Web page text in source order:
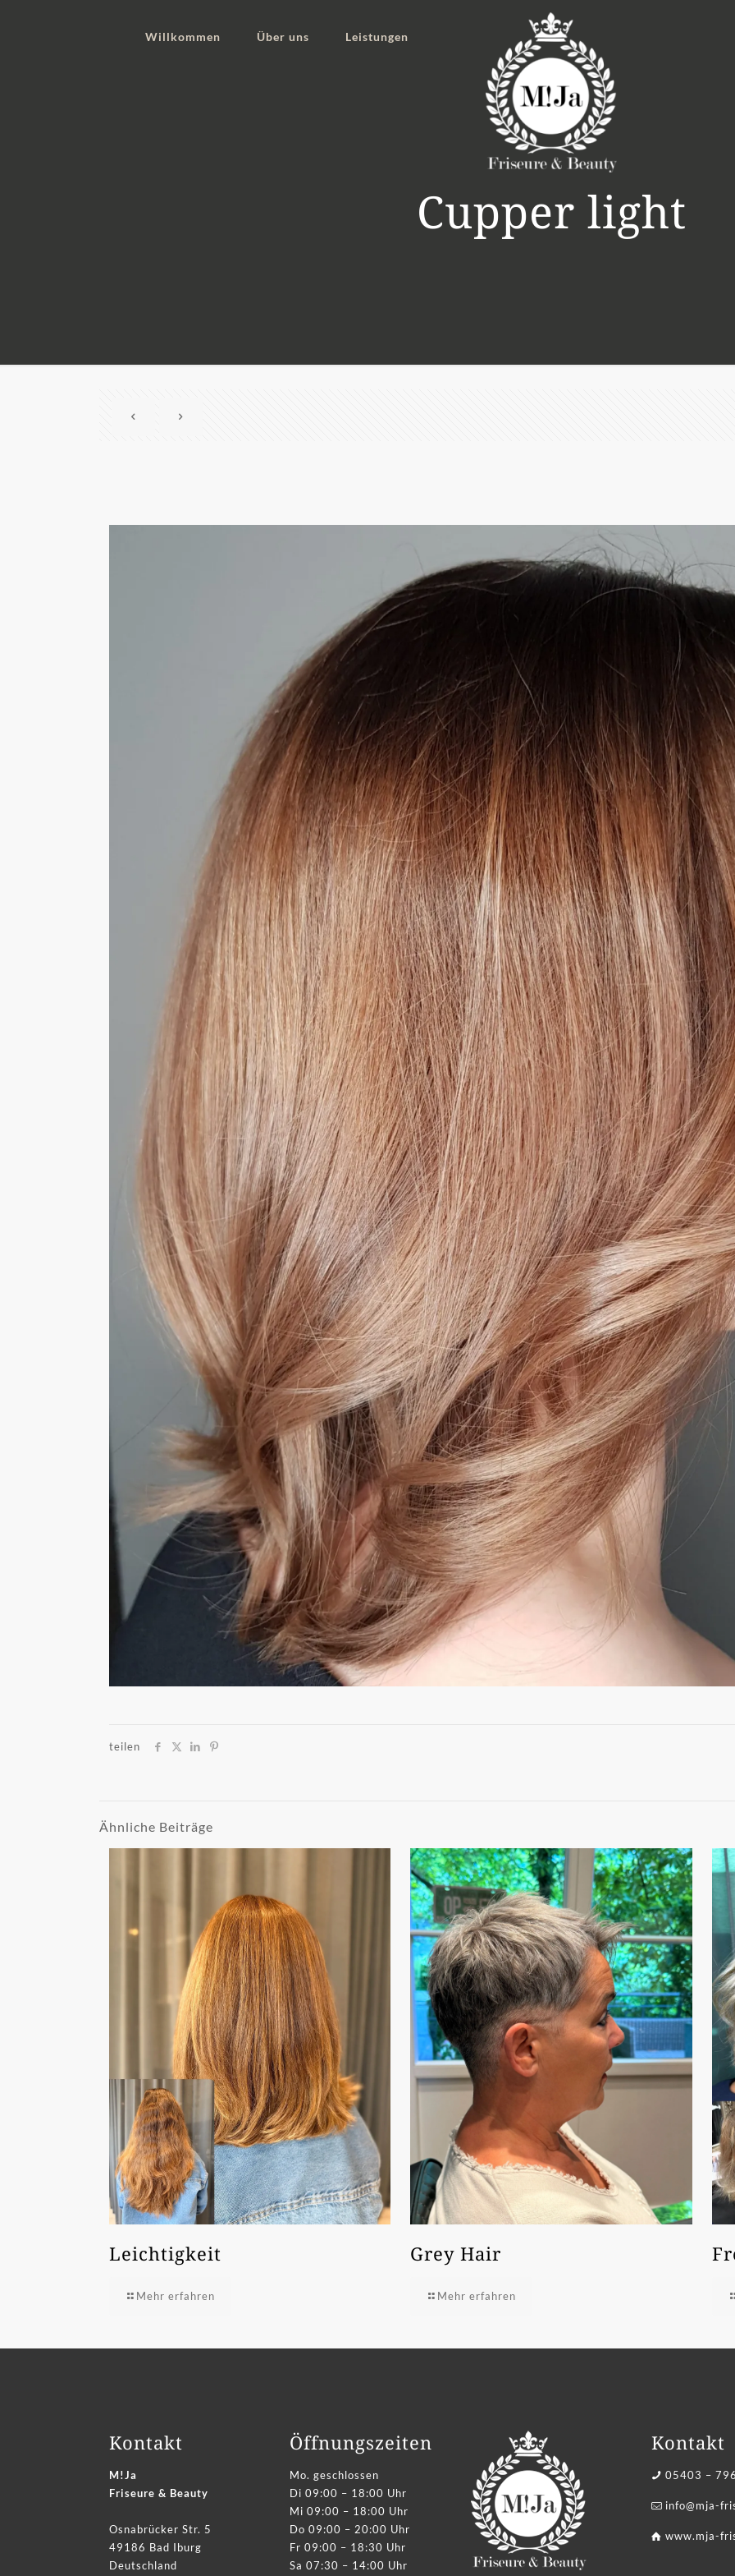
Willkommen Über uns Leistungen
Cupper light
teilen
Ähnliche Beiträge
Leichtigkeit
Mehr erfahren
Grey Hair
Mehr erfahren
Kontakt
M!Ja
Friseure & Beauty
Osnabrücker Str. 5
49186 Bad Iburg
Deutschland
Öffnungszeiten
Mo. geschlossen
Di 09:00 – 18:00 Uhr
Mi 09:00 – 18:00 Uhr
Do 09:00 – 20:00 Uhr
Fr 09:00 – 18:30 Uhr
Sa 07:30 – 14:00 Uhr
Kontakt
05403 –
info@mja-
www.mja-